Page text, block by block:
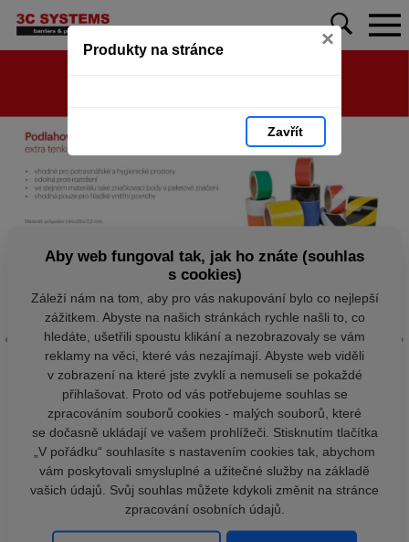
Produkty na stránce ×
Zavřít
Aby web fungoval tak, jak ho znáte (souhlas
s cookies)
Záleží nám na tom, aby pro vás nakupování bylo co nejlepší
zážitkem. Abyste na našich stránkách rychle našli to, co
hledáte, ušetřili spoustu klikání a nezobrazovaly se vám
reklamy na věci, které vás nezajímají. Abyste web viděli
v zobrazení na které jste zvyklí a nemuseli se pokaždé
přihlašovat. Proto od vás potřebujeme souhlas se
zpracováním souborů cookies - malých souborů, které
se dočasně ukládají ve vašem prohlížeči. Stisknutím tlačítka
„V pořádku“ souhlasíte s nastavením cookies tak, abychom
vám poskytovali smysluplné a užitečné služby na základě
vašich údajů. Svůj souhlas můžete kdykoli změnit na stránce
zpracování osobních údajů.